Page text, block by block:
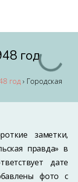
год
год › Городская
заметки,
правда» в
дате
фото с